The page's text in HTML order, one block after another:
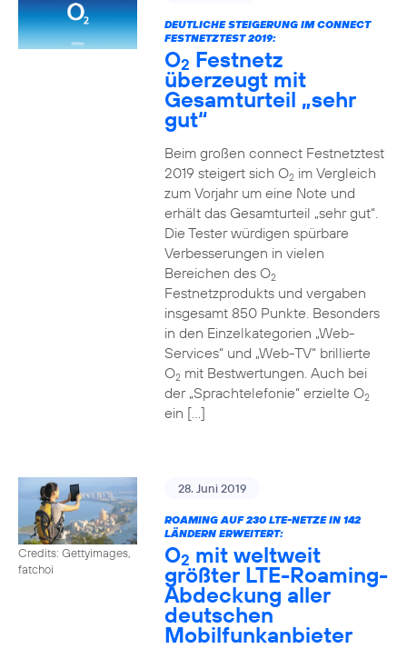
DEUTLICHE STEIGERUNG IM CONNECT
FESTNETZTEST 2019:
O2 Festnetz
überzeugt mit
Gesamturteil „sehr
gut“
Beim großen connect Festnetztest
2019 steigert sich O2im Vergleich
zum Vorjahr um eine Note und
erhält das Gesamturteil „sehr gut“.
Die Tester würdigen spürbare
Verbesserungen in vielen
Bereichen des O2
Festnetzprodukts und vergaben
insgesamt 850 Punkte. Besonders
in den Einzelkategorien „Web-
Services“ und „Web-TV“ brillierte
O2mit Bestwertungen. Auch bei
der „Sprachtelefonie“ erzielte O2
ein […]
Credits: Gettyimages,
fatchoi
28. Juni 2019
ROAMING AUF 230 LTE-NETZE IN 142
LÄNDERN ERWEITERT:
O2 mit weltweit
größter LTE-Roaming-
Abdeckung aller
deutschen
Mobilfunkanbieter